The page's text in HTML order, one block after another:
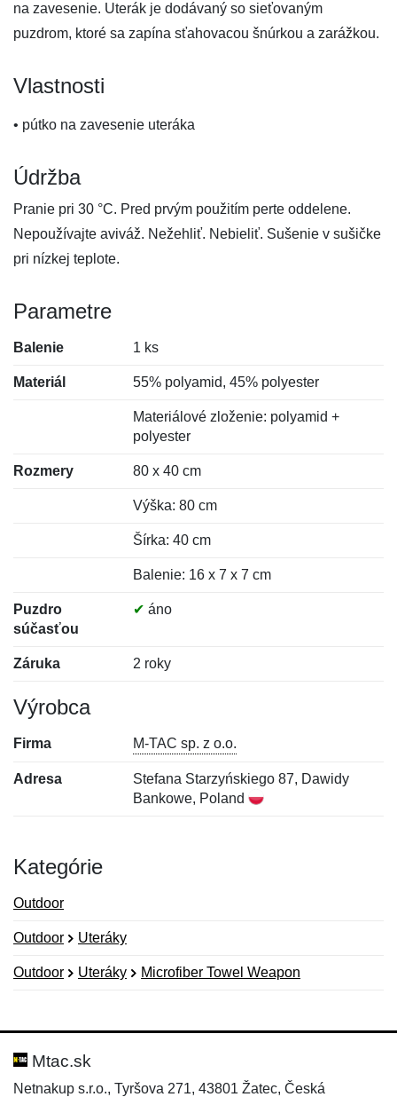
na zavesenie. Uterák je dodávaný so sieťovaným
puzdrom, ktoré sa zapína sťahovacou šnúrkou a zarážkou.
Vlastnosti
• pútko na zavesenie uteráka
Údržba
Pranie pri 30 °C. Pred prvým použitím perte oddelene.
Nepoužívajte aviváž. Nežehliť. Nebieliť. Sušenie v sušičke
pri nízkej teplote.
Parametre
Balenie 1 ks
Materiál 55% polyamid, 45% polyester
Materiálové zloženie: polyamid +
polyester
Rozmery 80 x 40 cm
Výška: 80 cm
Šírka: 40 cm
Balenie: 16 x 7 x 7 cm
Puzdro
súčasťou
✔ áno
Záruka 2 roky
Výrobca
Firma M-TAC sp. z o.o.
Adresa
Stefana Starzyńskiego 87, Dawidy
Bankowe, Poland
Kategórie
Outdoor
Outdoor Uteráky
Outdoor Uteráky Microfiber Towel Weapon
Hodnotenie:
Meno:
Mtac.sk
Netnakup s.r.o., Tyršova 271, 43801 Žatec, Česká